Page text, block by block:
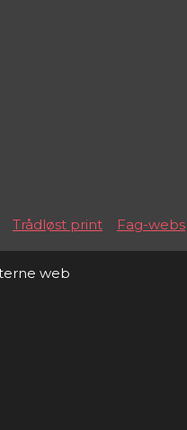
Trådløst print Fag-webs
web